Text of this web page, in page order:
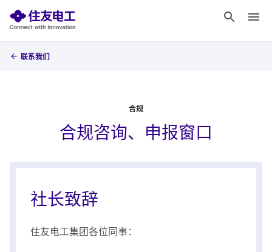
联系我们
合规
合规咨询、申报窗口
社长致辞
住友电工集团各位同事：